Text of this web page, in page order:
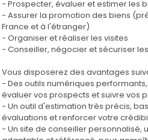
- Prospecter, évaluer et estimer les
- Assurer la promotion des biens
France et à l'étranger)
- Organiser et réaliser les visites
- Conseiller, négocier et sécuriser
Vous disposerez des avantages
- Des outils numériques
évaluer vos prospects et suivre vos
- Un outil d'estimation très précis,
évaluations et renforcer votre
- Un site de conseiller personnalisé,